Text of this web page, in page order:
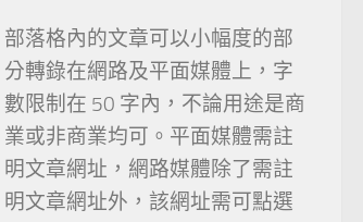
部落格內的文章可以小幅度的部
分轉錄在網路及平面媒體上，字
數限制在 50 字內，不論用途是商
業或非商業均可。平面媒體需註
明文章網址，網路媒體除了需註
明文章網址外，該網址需可點選